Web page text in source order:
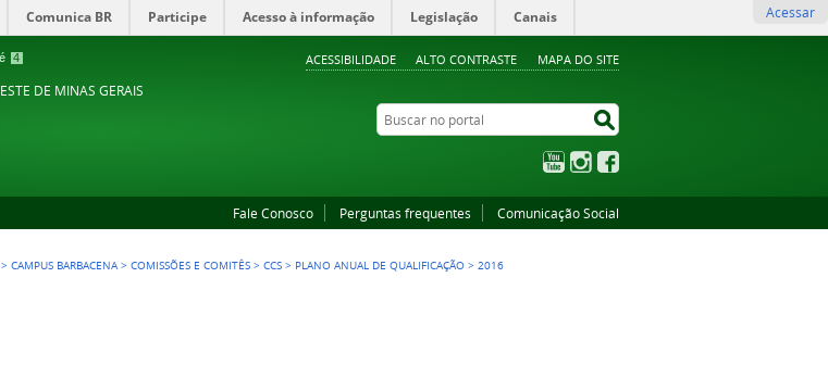
4 ACESSIBILIDADE ALTO CONTRASTE MAPA DO SITE
Comunica BR Participe Acesso à informação Legislação Canais Acessar
DE MINAS GERAIS
Buscar no portal
YouTubeInstagram
Fale Conosco Perguntas frequentes Comunicação Social
>CAMPUS BARBACENA >COMISSÕES E COMITÊS >CCS > PLANO ANUAL DE QUALIFICAÇÃO >2016